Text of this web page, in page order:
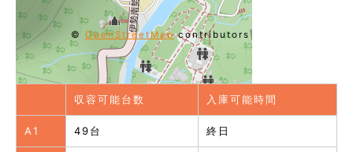
© OpenStreetMapcontributors
収容可能台数 入庫可能時間
A1 49台 終日